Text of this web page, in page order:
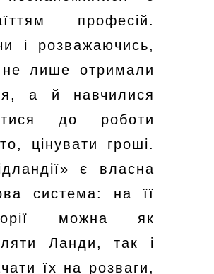
професій.
і розважаючись,
лише отримали
а й навчилися
до роботи
цінувати гроші.
є власна
система: на її
можна як
Ланди, так і
їх на розваги,